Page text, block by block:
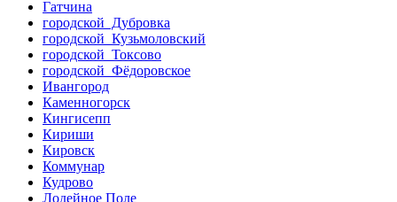
Гатчина
городской Дубровка
городской Кузьмоловский
городской Токсово
городской Фёдоровское
Ивангород
Каменногорск
Кингисепп
Кириши
Кировск
Коммунар
Кудрово
Лодейное Поле